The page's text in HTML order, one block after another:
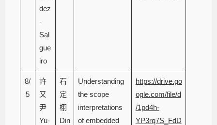
dez
-
Sal
gue
iro
8/
5
許
又
尹
Yu-
石
定
栩
Din
Understanding
the scope
interpretations
of embedded
https://drive.go
ogle.com/file/d
/1pd4h-
YP3rq7S_FdD